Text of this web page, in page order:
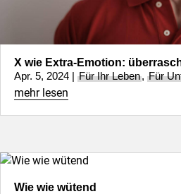
X wie Extra-Emotion:
Apr. 5, 2024
Für Ihr Leben, Für
mehr lesen
Wie wie wütend